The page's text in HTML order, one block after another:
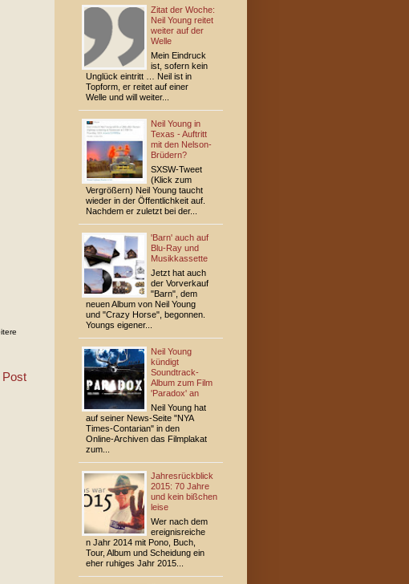
Post
Zitat der Woche:
Neil Young reitet
weiter auf der
Welle
Mein Eindruck
ist, sofern kein
Unglück eintritt … Neil ist in
Topform, er reitet auf einer
Welle und will weiter...
Neil Young in
Texas - Auftritt
mit den Nelson-
Brüdern?
SXSW-Tweet
(Klick zum
Vergrößern) Neil Young taucht
wieder in der Öffentlichkeit auf.
Nachdem er zuletzt bei der...
'Barn' auch auf
Blu-Ray und
Musikkassette
Jetzt hat auch
der Vorverkauf
"Barn", dem
neuen Album von Neil Young
und "Crazy Horse", begonnen.
Youngs eigener...
Neil Young
kündigt
Soundtrack-
Album zum Film
'Paradox' an
Neil Young hat
auf seiner News-Seite "NYA
Times-Contarian" in den
Online-Archiven das Filmplakat
zum...
Jahresrückblick
2015: 70 Jahre
und kein bißchen
leise
Wer nach dem
ereignisreiche
n Jahr 2014 mit Pono, Buch,
Tour, Album und Scheidung ein
eher ruhiges Jahr 2015...